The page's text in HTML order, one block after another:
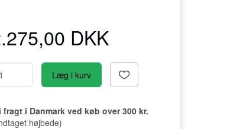
DKK
Læg i kurv
fragt i Danmark ved køb over 300 kr.
højbede)